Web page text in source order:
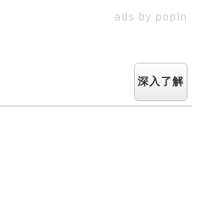
ads by popIn
深入了解